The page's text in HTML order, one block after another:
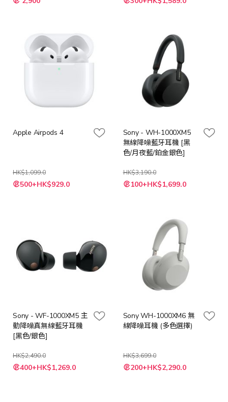
殊
Apple Airpods 4
HK$1,099.0
特
殊 500+HK$929.0
Sony - WH-1000XM5
無線降噪藍牙耳機 [黑
色/月夜藍/鉑金銀色]
HK$3,190.0
100+HK$1,699.0
Sony - WF-1000XM5 主
動降噪真無線藍牙耳機
[黑色/銀色]
HK$2,490.0
400+HK$1,269.0
Sony WH-1000XM6 無
線降噪耳機 (多色選擇)
HK$3,699.0
200+HK$2,290.0